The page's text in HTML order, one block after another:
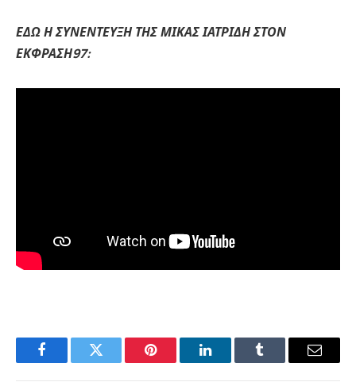
ΕΔΩ Η ΣΥΝΕΝΤΕΥΞΗ ΤΗΣ ΜΙΚΑΣ ΙΑΤΡΙΔΗ ΣΤΟΝ
ΕΚΦΡΑΣΗ97:
FacebookTwitter Pinterest LinkedInTumblr Email